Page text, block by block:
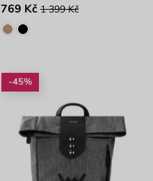
769 Kč 1 399 Kč
-45%